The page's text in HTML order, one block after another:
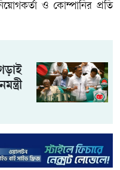
ও কোম্পানির প্রতি